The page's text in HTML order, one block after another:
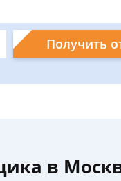
Получить
в